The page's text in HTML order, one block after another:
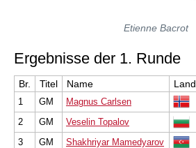
Etienne Bacrot
Ergebnisse der 1. Runde
Br. Titel Name Land
1 GM Magnus Carlsen
2
GM Veselin Topalov
3
GM Shakhriyar Mamedyarov